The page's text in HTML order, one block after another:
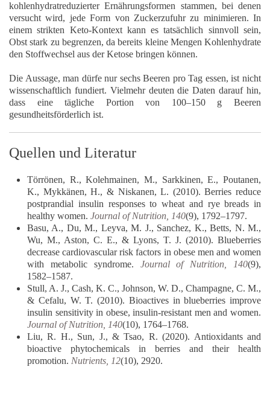
kohlenhydratreduzierter Ernährungsformen stammen, bei denen
versucht wird, jede Form von Zuckerzufuhr zu minimieren. In
einem strikten Keto-Kontext kann es tatsächlich sinnvoll sein,
Obst stark zu begrenzen, da bereits kleine Mengen Kohlenhydrate
den Stoffwechsel aus der Ketose bringen können.
Die Aussage, man dürfe nur sechs Beeren pro Tag essen, ist nicht
wissenschaftlich fundiert. Vielmehr deuten die Daten darauf hin,
dass eine tägliche Portion von 100–150 g Beeren
gesundheitsförderlich ist.
Quellen und Literatur
Törrönen, R., Kolehmainen, M., Sarkkinen, E., Poutanen,
K., Mykkänen, H., & Niskanen, L. (2010). Berries reduce
postprandial insulin responses to wheat and rye breads in
healthy women. Journal of Nutrition, 140(9), 1792–1797.
Basu, A., Du, M., Leyva, M. J., Sanchez, K., Betts, N. M.,
Wu, M., Aston, C. E., & Lyons, T. J. (2010). Blueberries
decrease cardiovascular risk factors in obese men and women
with metabolic syndrome. Journal of Nutrition, 140(9),
1582–1587.
Stull, A. J., Cash, K. C., Johnson, W. D., Champagne, C. M.,
& Cefalu, W. T. (2010). Bioactives in blueberries improve
insulin sensitivity in obese, insulin-resistant men and women.
Journal of Nutrition, 140(10), 1764–1768.
Liu, R. H., Sun, J., & Tsao, R. (2020). Antioxidants and
bioactive phytochemicals in berries and their health
promotion. Nutrients, 12(10), 2920.